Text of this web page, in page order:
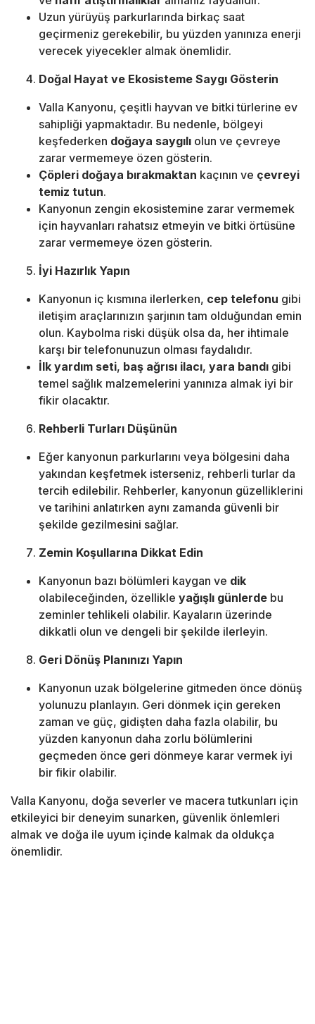
Uzun yürüyüş parkurlarında birkaç saat
geçirmeniz gerekebilir, bu yüzden yanınıza enerji
verecek yiyecekler almak önemlidir.
Doğal Hayat ve Ekosisteme Saygı Gösterin
Valla Kanyonu, çeşitli hayvan ve bitki türlerine ev
sahipliği yapmaktadır. Bu nedenle, bölgeyi
keşfederken doğaya saygılı olun ve çevreye
zarar vermemeye özen gösterin.
Çöpleri doğaya bırakmaktan kaçının ve çevreyi
temiz tutun.
Kanyonun zengin ekosistemine zarar vermemek
için hayvanları rahatsız etmeyin ve bitki örtüsüne
zarar vermemeye özen gösterin.
İyi Hazırlık Yapın
Kanyonun iç kısmına ilerlerken, cep telefonu gibi
iletişim araçlarınızın şarjının tam olduğundan emin
olun. Kaybolma riski düşük olsa da, her ihtimale
karşı bir telefonunuzun olması faydalıdır.
İlk yardım seti, baş ağrısı ilacı, yara bandı gibi
temel sağlık malzemelerini yanınıza almak iyi bir
fikir olacaktır.
Rehberli Turları Düşünün
Eğer kanyonun parkurlarını veya bölgesini daha
yakından keşfetmek isterseniz, rehberli turlar da
tercih edilebilir. Rehberler, kanyonun güzelliklerini
ve tarihini anlatırken aynı zamanda güvenli bir
şekilde gezilmesini sağlar.
Zemin Koşullarına Dikkat Edin
Kanyonun bazı bölümleri kaygan ve dik
olabileceğinden, özellikle yağışlı günlerde bu
zeminler tehlikeli olabilir. Kayaların üzerinde
dikkatli olun ve dengeli bir şekilde ilerleyin.
Geri Dönüş Planınızı Yapın
Kanyonun uzak bölgelerine gitmeden önce dönüş
yolunuzu planlayın. Geri dönmek için gereken
zaman ve güç, gidişten daha fazla olabilir, bu
yüzden kanyonun daha zorlu bölümlerini
geçmeden önce geri dönmeye karar vermek iyi
bir fikir olabilir.
Valla Kanyonu, doğa severler ve macera tutkunları için
etkileyici bir deneyim sunarken, güvenlik önlemleri
almak ve doğa ile uyum içinde kalmak da oldukça
önemlidir.